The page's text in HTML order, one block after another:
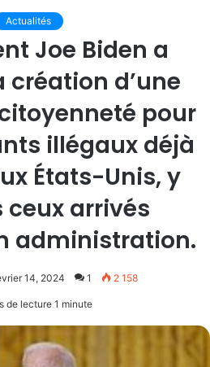
Actualités
Joe Biden a
création d’une
pour
illégaux déjà
États-Unis, y
arrivés
administration.
14, 2024 1 2 158
de lecture 1 minute